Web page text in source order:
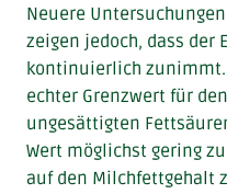
Neuere
zeigen jedoch, dass der
kontinuierlich zunimmt.
echter Grenzwert für
ungesättigten
Wert möglichst gering
auf den Milchfettgehalt